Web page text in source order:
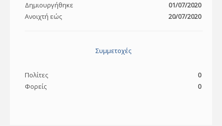
Δημιουργήθηκε
01/07/2020
Ανοιχτή εώς
20/07/2020
Συμμετοχές
Πολίτες
0
Φορείς
0